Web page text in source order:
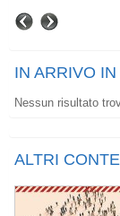
IN ARRIVO
Nessun risultato
ALTRI